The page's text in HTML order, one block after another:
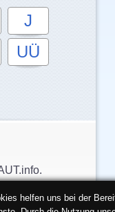
J
UÜ
helfen uns bei der